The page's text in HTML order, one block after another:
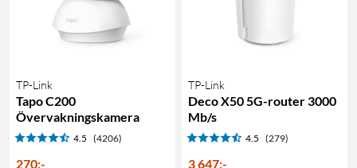
TP-Link
Tapo C200
Övervakningskamera
4.5 (4206)
270:-
TP-Link
Deco X50 5G-router 3000
Mb/s
4.5 (279)
3 647:-